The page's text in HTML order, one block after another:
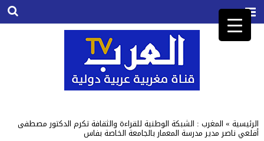
الرئيسية» المغرب : الشبكة الوطنية للقراءة والثقافة تكرم الدكتور مصطفى
أقلعي ناصر مدير مدرسة المعمار بالجامعة الخاصة بفاس